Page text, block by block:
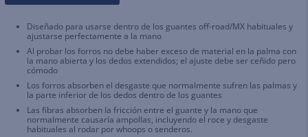
Diseñado para usarse dentro de los guantes off-road/MX habituales y
ajustarse perfectamente a la mano
Al probar los forros no debe haber exceso de material en la palma con
la mano abierta y los dedos extendidos; el ajuste debe ser ceñido pero
cómodo
Los forros absorben el desgaste que normalmente sufren las palmas y
la parte inferior de los dedos dentro de los guantes
Las fibras absorben la fricción entre el guante y la mano que
normalmente causaría ampollas, incluyendo el roce y desgaste
habituales al rodar por whoops o senderos.